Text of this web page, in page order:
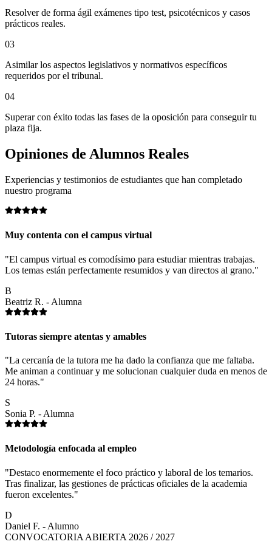
Resolver de forma ágil exámenes tipo test, psicotécnicos y casos
prácticos reales.
03
Asimilar los aspectos legislativos y normativos específicos
requeridos por el tribunal.
04
Superar con éxito todas las fases de la oposición para conseguir tu
plaza fija.
Opiniones de Alumnos Reales
Experiencias y testimonios de estudiantes que han completado
nuestro programa
Muy contenta con el campus virtual
"El campus virtual es comodísimo para estudiar mientras trabajas.
Los temas están perfectamente resumidos y van directos al grano."
B
Beatriz R. - Alumna
Tutoras siempre atentas y amables
"La cercanía de la tutora me ha dado la confianza que me faltaba.
Me animan a continuar y me solucionan cualquier duda en menos de
24 horas."
S
Sonia P. - Alumna
Metodología enfocada al empleo
"Destaco enormemente el foco práctico y laboral de los temarios.
Tras finalizar, las gestiones de prácticas oficiales de la academia
fueron excelentes."
D
Daniel F. - Alumno
CONVOCATORIA ABIERTA 2026 / 2027